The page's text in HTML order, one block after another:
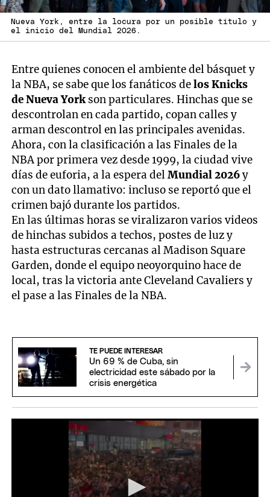
Nueva York, entre la locura por un posible título y
el inicio del Mundial 2026.
Entre quienes conocen el ambiente del básquet y
la NBA, se sabe que los fanáticos delos Knicks
de Nueva Yorkson particulares. Hinchas que se
descontrolan en cada partido, copan calles y
arman descontrol en las principales avenidas.
Ahora, con la clasificación a las Finales de la
NBA por primera vez desde 1999, la ciudad vive
días de euforia, a la espera delMundial 2026y
con un dato llamativo: incluso se reportó que el
crimen bajó durante los partidos.
En las últimas horas se viralizaron varios videos
de hinchas subidos a techos, postes de luz y
hasta estructuras cercanas al Madison Square
Garden, donde el equipo neoyorquino hace de
local, tras la victoria ante Cleveland Cavaliers y
el pase a las Finales de la NBA.
TE PUEDE INTERESAR
Un 69 % de Cuba, sin
electricidad este sábado por la
crisis energética